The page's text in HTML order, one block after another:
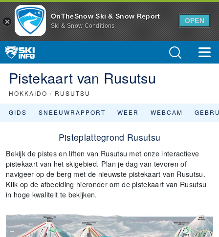
OnTheSnow Ski & Snow Report
Ski & Snow Conditions
OPEN
Pistekaart van Rusutsu
HOKKAIDO / RUSUTSU
GIDS SNEEUWRAPPORT WEER WEBCAM
Pisteplattegrond Rusutsu
Bekijk de pistes en liften van Rusutsu met onze interactieve
pistekaart van het skigebied. Plan je dag van tevoren of
navigeer op de berg met de nieuwste pistekaart van Rusutsu.
Klik op de afbeelding hieronder om de pistekaart van Rusutsu
in hoge kwaliteit te bekijken.